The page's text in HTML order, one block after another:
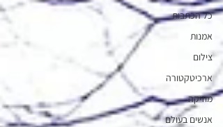
כל הכתבות
אמנות
צילום
ארכיטקטורה
מוזיקה
אנשים בעולם